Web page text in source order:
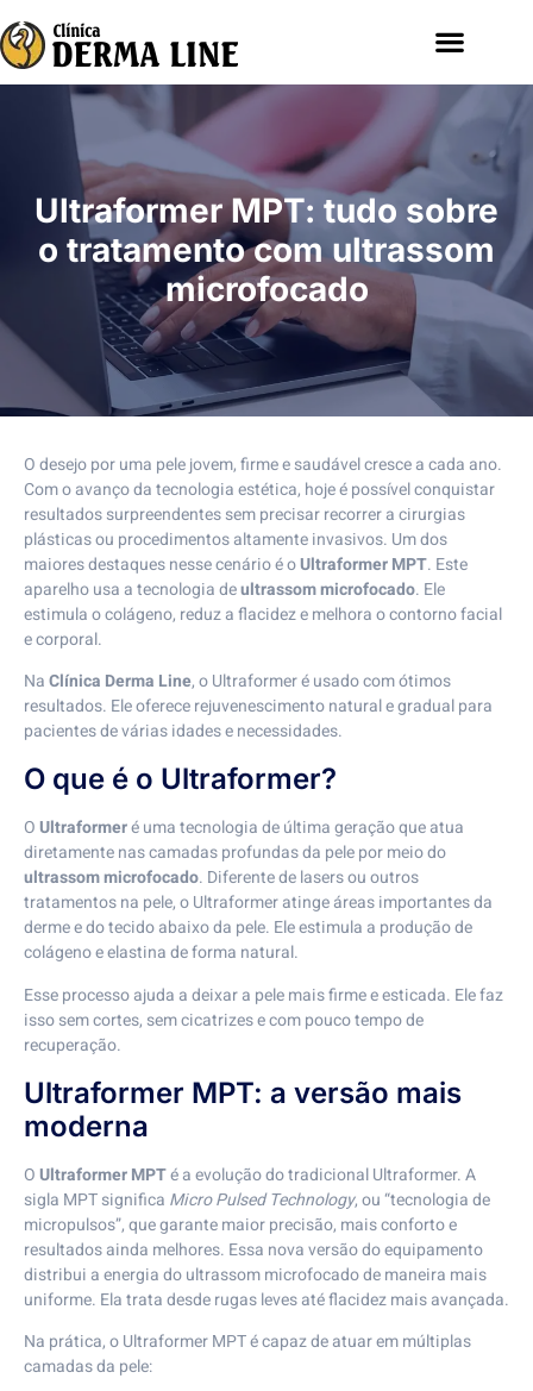
Ultraformer MPT: tudo sobre
o tratamento com ultrassom
microfocado
O desejo por uma pele jovem, firme e saudável cresce a cada ano.
Com o avanço da tecnologia estética, hoje é possível conquistar
resultados surpreendentes sem precisar recorrer a cirurgias
plásticas ou procedimentos altamente invasivos. Um dos
maiores destaques nesse cenário é oUltraformer MPT. Este
aparelho usa a tecnologia deultrassom microfocado. Ele
estimula o colágeno, reduz a flacidez e melhora o contorno facial
e corporal.
NaClínica Derma Line, o Ultraformer é usado com ótimos
resultados. Ele oferece rejuvenescimento natural e gradual para
pacientes de várias idades e necessidades.
O que é o Ultraformer?
OUltraformeré uma tecnologia de última geração que atua
diretamente nas camadas profundas da pele por meio do
ultrassom microfocado. Diferente de lasers ou outros
tratamentos na pele, o Ultraformer atinge áreas importantes da
derme e do tecido abaixo da pele. Ele estimula a produção de
colágeno e elastina de forma natural.
Esse processo ajuda a deixar a pele mais firme e esticada. Ele faz
isso sem cortes, sem cicatrizes e com pouco tempo de
recuperação.
Ultraformer MPT: a versão mais
moderna
OUltraformer MPTé a evolução do tradicional Ultraformer. A
sigla MPT significa Micro Pulsed Technology, ou “tecnologia de
micropulsos”, que garante maior precisão, mais conforto e
resultados ainda melhores. Essa nova versão do equipamento
distribui a energia do ultrassom microfocado de maneira mais
uniforme. Ela trata desde rugas leves até flacidez mais avançada.
Na prática, o Ultraformer MPT é capaz de atuar em múltiplas
camadas da pele: